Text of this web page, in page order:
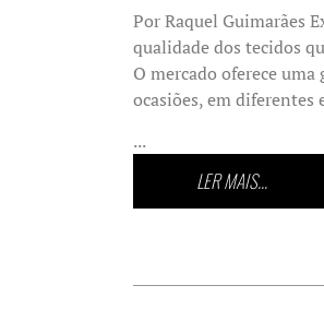
Por Raquel Guimarães
qualidade dos tecidos
O mercado oferece uma
ocasiões, em diferentes
...
LER MAIS...